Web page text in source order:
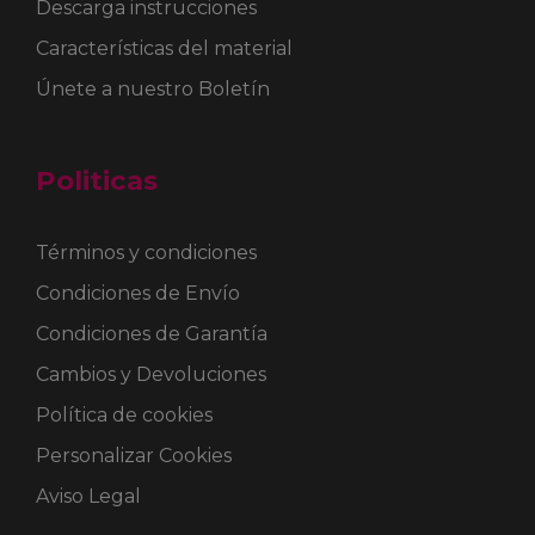
Descarga instrucciones
Características del material
Únete a nuestro Boletín
Politicas
Términos y condiciones
Condiciones de Envío
Condiciones de Garantía
Cambios y Devoluciones
Política de cookies
Personalizar Cookies
Aviso Legal